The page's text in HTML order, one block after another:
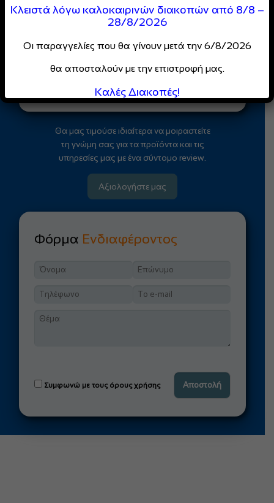
αποκλειστικές προσφορές
Κάντε Εγγραφή
Θα μας τιμούσε ιδιαίτερα να μοιραστείτε
τη γνώμη σας για τα προϊόντα και τις
υπηρεσίες μας με ένα σύντομο review.
Αξιολογήστε μας
Φόρμα Ενδιαφέροντος
Συμφωνώ με τους όρους χρήσης
Κλειστά λόγω καλοκαιρινών διακοπών από 8/8 –
28/8/2026
Οι παραγγελίες που θα γίνουν μετά την 6/8/2026
θα αποσταλούν με την επιστροφή μας.
Καλές Διακοπές!